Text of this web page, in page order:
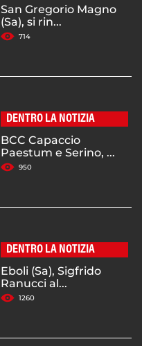
San Gregorio Magno
(Sa), si rin...
714
DENTRO LA NOTIZIA
BCC Capaccio
Paestum e Serino, ...
950
DENTRO LA NOTIZIA
Eboli (Sa), Sigfrido
Ranucci al...
1260